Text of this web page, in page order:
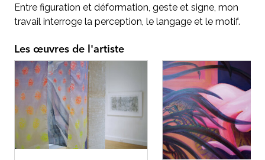
Entre figuration et déformation, geste et signe, mon
travail interroge la perception, le langage et le motif.
Les œuvres de l'artiste